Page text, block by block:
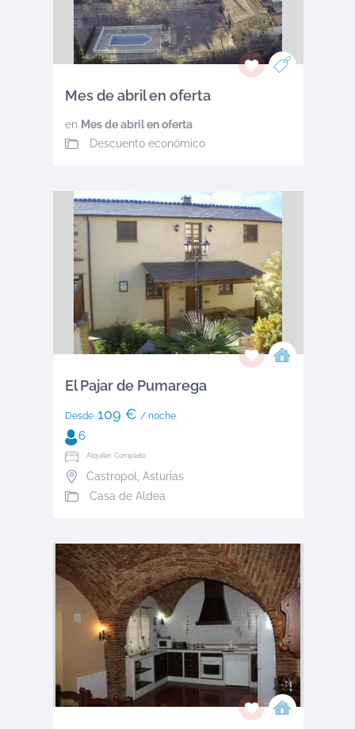
Mes de abril en oferta
en Mes de abril en oferta
Descuento económico
El Pajar de Pumarega
Desde109 € / noche
6
Alquiler: Completo
Castropol
Asturias
Casa de Aldea